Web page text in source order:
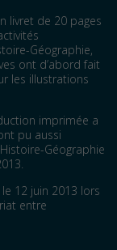
livret de 20 pages
Géographie,
ont d’abord fait
les illustrations
imprimée a
pu aussi
Géographie
12 juin 2013 lors
entre